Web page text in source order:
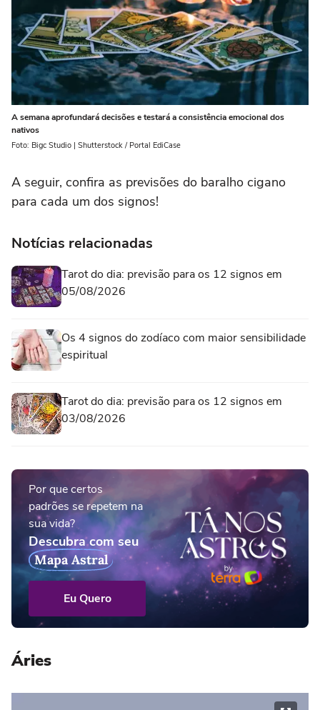
A semana aprofundará decisões e testará a consistência emocional dos
nativos
Foto: Bigc Studio | Shutterstock / Portal EdiCase
A seguir, confira as previsões do baralho cigano
para cada um dos signos!
Notícias relacionadas
Tarot do dia: previsão para os 12 signos em
05/08/2026
Os 4 signos do zodíaco com maior sensibilidade
espiritual
Tarot do dia: previsão para os 12 signos em
03/08/2026
Por que certos
padrões se repetem na
sua vida?
Descubra com seu
Mapa Astral
Eu Quero
Áries